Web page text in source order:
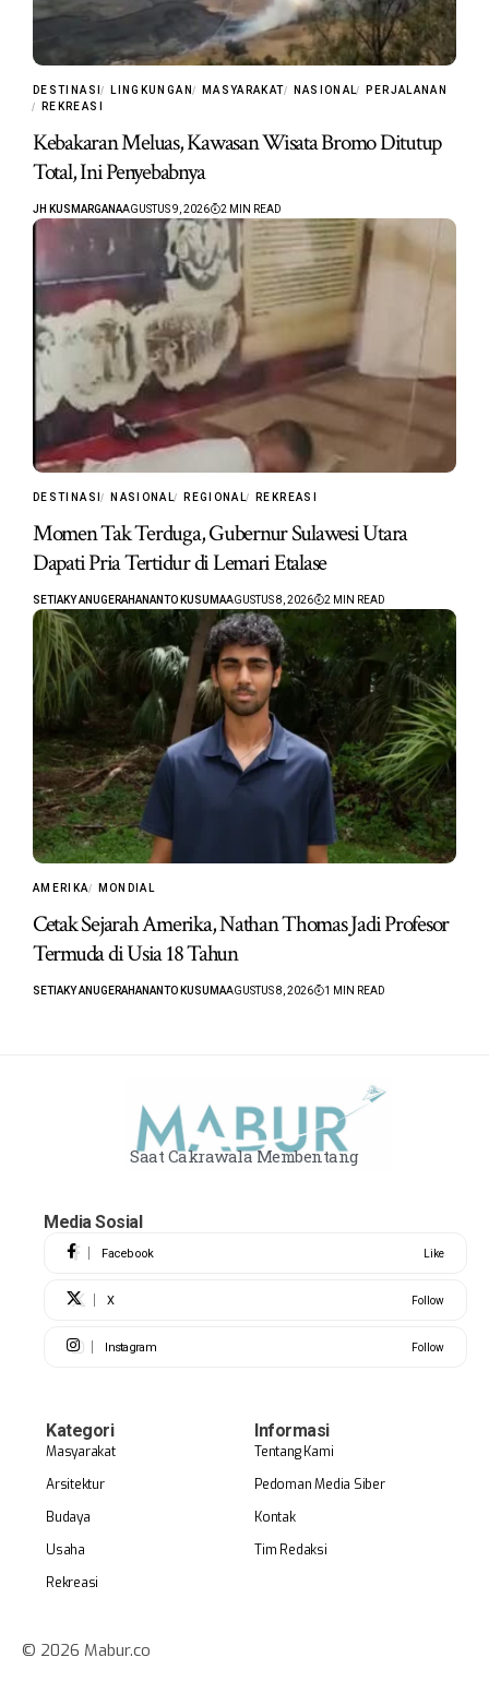
DESTINASI LINGKUNGAN MASYARAKAT NASIONAL
PERJALANAN
REKREASI
Kebakaran Meluas, Kawasan Wisata Bromo Ditutup
Total, Ini Penyebabnya
JH KUSMARGANAAGUSTUS 9, 2026 2 MIN READ
DESTINASI NASIONAL REGIONAL REKREASI
Momen Tak Terduga, Gubernur Sulawesi Utara
Dapati Pria Tertidur di Lemari Etalase
SETIAKY ANUGERAHANANTO KUSUMAAGUSTUS 8, 2026 2 MIN READ
AMERIKA MONDIAL
Cetak Sejarah Amerika, Nathan Thomas Jadi Profesor
Termuda di Usia 18 Tahun
SETIAKY ANUGERAHANANTO KUSUMAAGUSTUS 8, 2026 1 MIN READ
Saat Cakrawala Membentang
Media Sosial
Facebook Like
X Follow
Instagram Follow
Kategori
Masyarakat
Arsitektur
Budaya
Usaha
Rekreasi
Informasi
Tentang Kami
Pedoman Media Siber
Kontak
Tim Redaksi
© 2026 Mabur.co